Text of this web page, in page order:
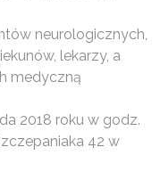
neurologicznych,
lekarzy, a
medyczną
2018 roku w godz.
42 w